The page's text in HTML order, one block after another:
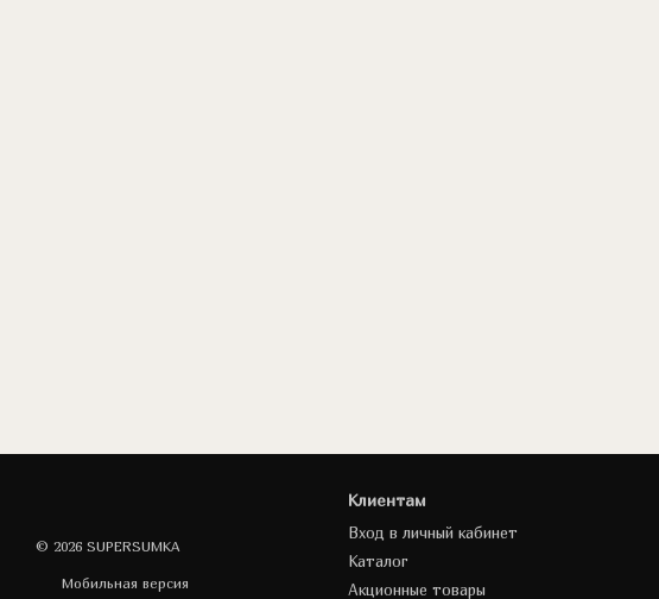
© 2026 SUPERSUMKA
Мобильная версия
Клиентам
Вход в личный кабинет
Каталог
Акционные товары